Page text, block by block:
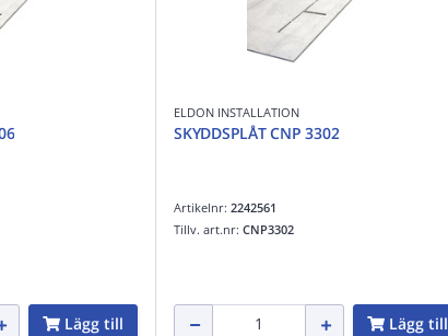
Lägg till
ELDON INSTALLATION
SKYDDSPLÅT CNP 3302
Artikelnr: 2242561
Tillv. art.nr: CNP3302
Lägg till